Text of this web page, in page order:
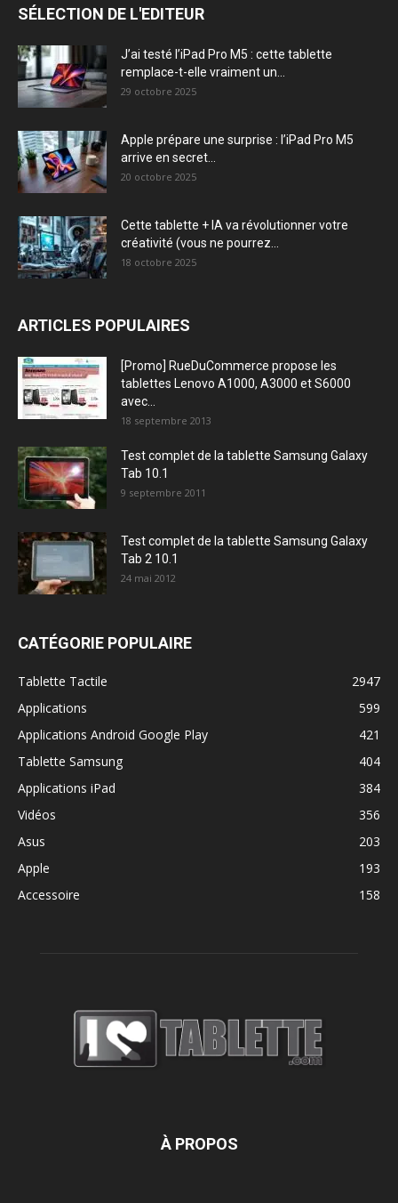
SÉLECTION DE L'EDITEUR
J’ai testé l’iPad Pro M5 : cette tablette
remplace-t-elle vraiment un...
29 octobre 2025
Apple prépare une surprise : l’iPad Pro M5
arrive en secret...
20 octobre 2025
Cette tablette + IA va révolutionner votre
créativité (vous ne pourrez...
18 octobre 2025
ARTICLES POPULAIRES
[Promo] RueDuCommerce propose les
tablettes Lenovo A1000, A3000 et S6000
avec...
18 septembre 2013
Test complet de la tablette Samsung Galaxy
Tab 10.1
9 septembre 2011
Test complet de la tablette Samsung Galaxy
Tab 2 10.1
24 mai 2012
CATÉGORIE POPULAIRE
Tablette Tactile
2947
Applications
599
Applications Android Google Play
421
Tablette Samsung
404
Applications iPad
384
Vidéos
356
Asus
203
Apple
193
Accessoire
158
À PROPOS